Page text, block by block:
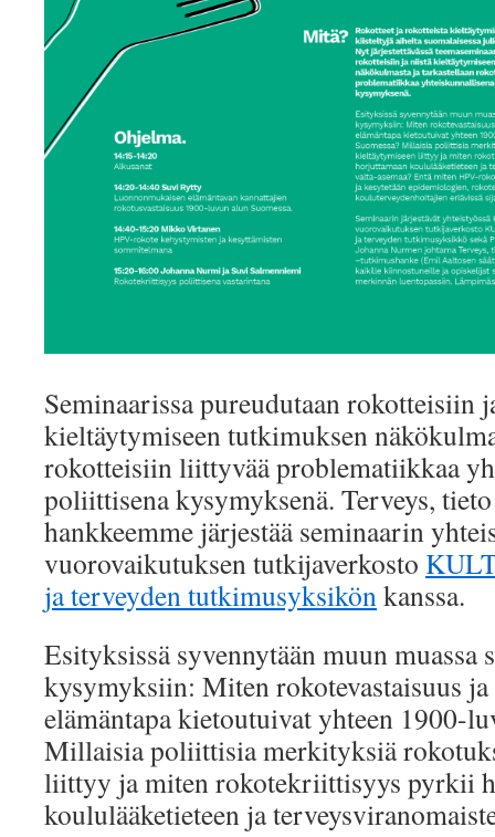
Seminaarissa pureudutaan rokotteisiin
kieltäytymiseen tutkimuksen
rokotteisiin liittyvää problematiikkaa
poliittisena kysymyksenä. Terveys,
hankkeemme järjestää seminaarin
vuorovaikutuksen tutkijaverkosto
ja terveyden tutkimusyksikönkanssa.
Esityksissä syvennytään muun muassa
kysymyksiin: Miten rokotevastaisuus
elämäntapa kietoutuivat yhteen 1900-
Millaisia poliittisia merkityksiä
liittyy ja miten rokotekriittisyys pyrkii
koululääketieteen ja